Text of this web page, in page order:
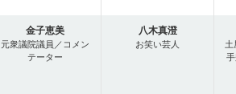
金子恵美
元衆議院議員／コメン
テーター
八木真澄
お笑い芸人
土